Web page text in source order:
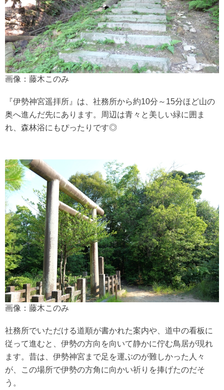
画像：藤木このみ
『伊勢神宮遥拝所』は、社務所から約10分～15分ほど山の
奥へ進んだ先にあります。周辺は青々と美しい緑に囲ま
れ、森林浴にもぴったりです◎
画像：藤木このみ
社務所でいただける道順が書かれた案内や、道中の看板に
従って進むと、伊勢の方向を向いて静かに佇む鳥居が現れ
ます。昔は、伊勢神宮まで足を運ぶのが難しかった人々
が、この場所で伊勢の方角に向かい祈りを捧げたのだそ
う。